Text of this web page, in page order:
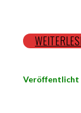
Veröffentlicht